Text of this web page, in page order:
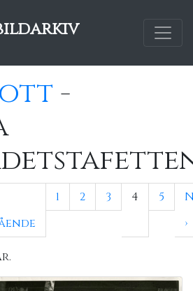
bildarkiv
-
1 2 3 4 5
›